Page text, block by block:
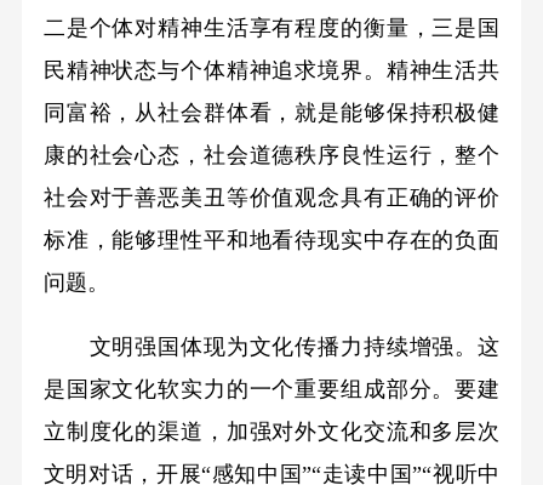
二是个体对精神生活享有程度的衡量，三是国
民精神状态与个体精神追求境界。精神生活共
同富裕，从社会群体看，就是能够保持积极健
康的社会心态，社会道德秩序良性运行，整个
社会对于善恶美丑等价值观念具有正确的评价
标准，能够理性平和地看待现实中存在的负面
问题。
文明强国体现为文化传播力持续增强。这
是国家文化软实力的一个重要组成部分。要建
立制度化的渠道，加强对外文化交流和多层次
文明对话，开展“感知中国”“走读中国”“视听中